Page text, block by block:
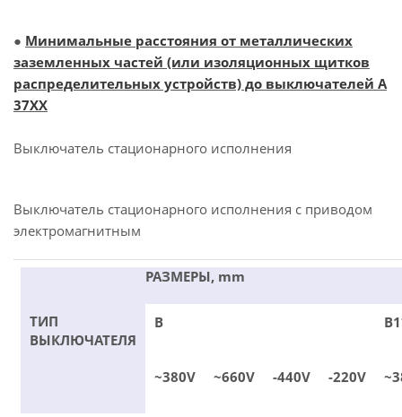
● Минимальные расстояния от металлических
заземленных частей (или изоляционных щитков
распределительных устройств) до выключателей А
37ХХ
Выключатель стационарного исполнения
Выключатель стационарного исполнения с приводом
электромагнитным
ТИП
ВЫКЛЮЧАТЕЛЯ
РАЗМЕРЫ, mm
В
~380V ~660V -440V -220V